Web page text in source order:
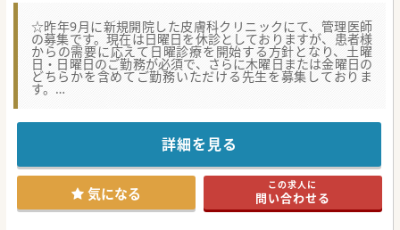
#秋入職可
☆昨年9月に新規開院した皮膚科クリニックにて、管理医師
の募集です。現在は日曜日を休診としておりますが、患者様
からの需要に応えて日曜診療を開始する方針となり、土曜
日・日曜日のご勤務が必須で、さらに木曜日または金曜日の
どちらかを含めてご勤務いただける先生を募集しておりま
す。
☆担当業務の内容については柔軟にご相談が可能です。「皮
るいは「美容を前面に押し出し、保険診療は一部のみにす
る」など、先生とご相談の上で決定していく方針です。
☆勤務時間についても柔軟にご相談いただけます。「9:00～
16:00」や「9:30～16:00」など、状況に合わせた調整が可能
です。
【職場環境と雰囲気】
■週3～4日勤務（土日必須）や平日の勤務日の組み合わせな
詳細を見る
気になる この求人に
問い合わせる